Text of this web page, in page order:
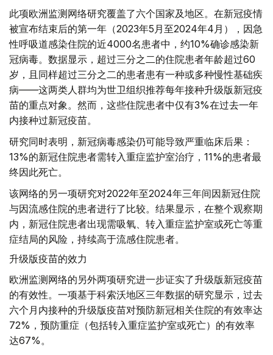
此项欧洲监测网络研究覆盖了六个国家及地区。在新冠疫情
被宣布结束后的第一年（2023年5月至2024年4月），因急
性呼吸道感染住院的近4000名患者中，约10%确诊感染新
冠病毒。数据显示，超过三分之二的住院患者年龄超过60
岁，且同样超过三分之二的患者患有一种或多种慢性基础疾
病——这两类人群均为世卫组织推荐每年接种升级版新冠疫
苗的重点对象。然而，这些住院患者中仅有3%在过去一年
内接种过新冠疫苗。
研究同时表明，新冠病毒感染仍可能导致严重临床后果：
13%的新冠住院患者需转入重症监护室治疗，11%的患者最
终因此死亡。
该网络的另一项研究对2022年至2024年三年间因新冠住院
与因流感住院的患者进行了比较。结果显示，在整个观察期
内，新冠住院患者出现需吸氧、转入重症监护室或死亡等重
症结局的风险，持续高于流感住院患者。
升级版疫苗的效力
欧洲监测网络的另外两项研究进一步证实了升级版新冠疫苗
的有效性。一项基于科索沃地区三年数据的研究显示，过去
六个月内接种的升级版疫苗对预防新冠相关住院的有效率达
72%，预防重症（包括转入重症监护室或死亡）的有效率
达67%。